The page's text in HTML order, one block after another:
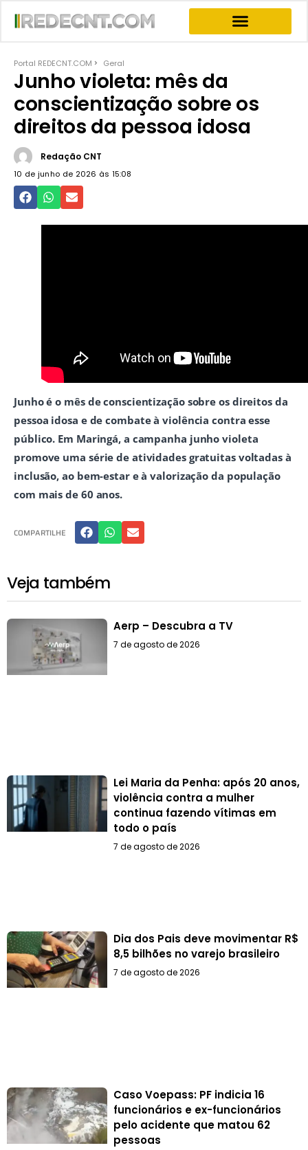
Portal REDECNT.COM Geral
Junho violeta: mês da
conscientização sobre os
direitos da pessoa idosa
Redação CNT
10 de junho de 2026 às 15:08
Junho é o mês de conscientização sobre os direitos da
pessoa idosa e de combate à violência contra esse
público. Em Maringá, a campanha junho violeta
promove uma série de atividades gratuitas voltadas à
inclusão, ao bem-estar e à valorização da população
com mais de 60 anos.
COMPARTILHE
Veja também
Aerp – Descubra a TV
7 de agosto de 2026
Lei Maria da Penha: após 20 anos,
violência contra a mulher
continua fazendo vítimas em
todo o país
7 de agosto de 2026
Dia dos Pais deve movimentar R$
8,5 bilhões no varejo brasileiro
7 de agosto de 2026
Caso Voepass: PF indicia 16
funcionários e ex-funcionários
pelo acidente que matou 62
pessoas